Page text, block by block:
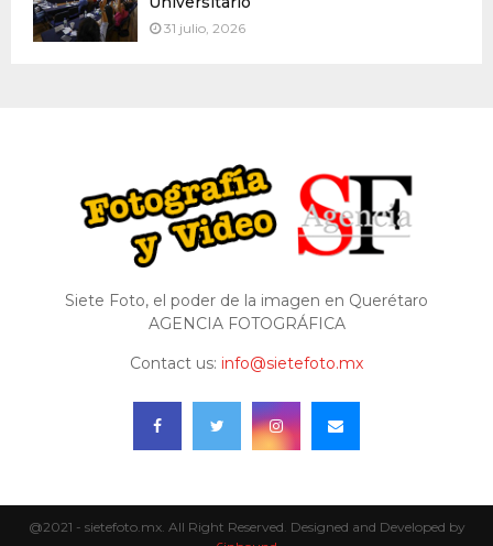
31 julio, 2026
Siete Foto, el poder de la imagen en Querétaro
AGENCIA FOTOGRÁFICA
Contact us: info@sietefoto.mx
@2021 - sietefoto.mx. All Right Reserved. Designed and Developed by